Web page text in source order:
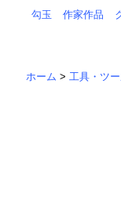
勾玉 作家作品
ホーム >工具・ツ